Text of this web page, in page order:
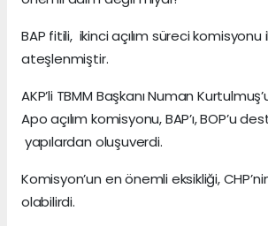
BAP fitili, ikinci açılım süreci komisyonu
ateşlenmiştir.
AKP’li TBMM Başkanı Numan
Apo açılım komisyonu, BAP’ı, BOP’u
yapılardan oluşuverdi.
Komisyon’un en önemli eksikliği,
olabilirdi.